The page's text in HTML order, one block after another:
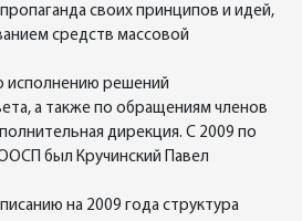
своих принципов и идей,
средств массовой
исполнению решений
а также по обращениям членов
дирекция. С 2009 по
был Кручинский Павел
на 2009 года структура